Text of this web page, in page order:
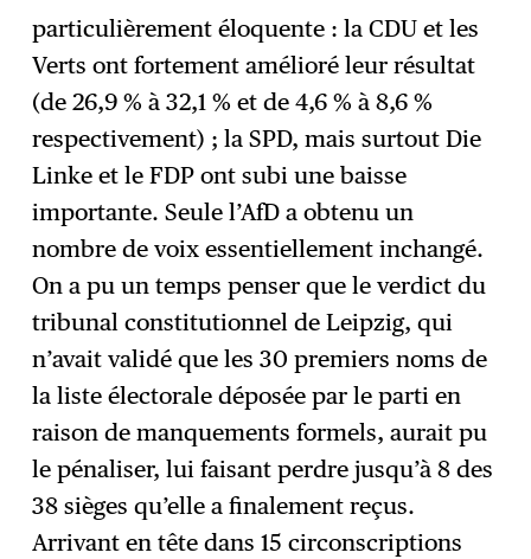
particulièrement éloquente : la CDU et les
Verts ont fortement amélioré leur résultat
(de 26,9 % à 32,1 % et de 4,6 % à 8,6 %
respectivement) ; la SPD, mais surtout Die
Linke et le FDP ont subi une baisse
importante. Seule l’AfD a obtenu un
nombre de voix essentiellement inchangé.
On a pu un temps penser que le verdict du
tribunal constitutionnel de Leipzig, qui
n’avait validé que les 30 premiers noms de
la liste électorale déposée par le parti en
raison de manquements formels, aurait pu
le pénaliser, lui faisant perdre jusqu’à 8 des
38 sièges qu’elle a finalement reçus.
Arrivant en tête dans 15 circonscriptions